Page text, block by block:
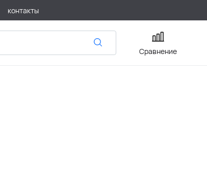
контакты
Сравнение